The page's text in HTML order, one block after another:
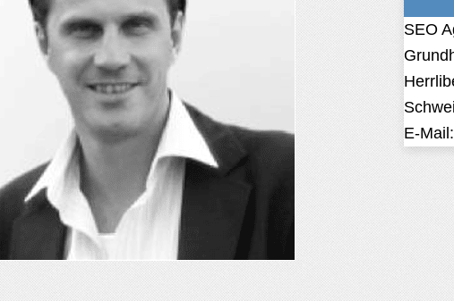
SEO
E-Mail: